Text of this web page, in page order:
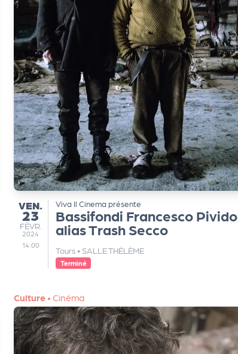
VENDREDI
VEN.
23
FÉVRIER
FÉVR.
2024
14:00
Viva Il Cinema présente
Bassifondi Francesco
alias Trash Secco
Tours • SALLE THÉLÈME
Terminé
Culture • Cinéma